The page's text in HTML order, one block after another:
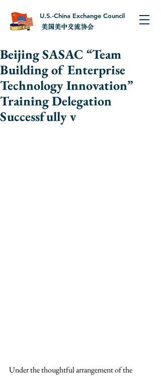
U.S.-China Exchange Council
美国美中交流协会
Beijing SASAC “Team
Building of Enterprise
Technology Innovation”
Training Delegation
Successfully v
Under the thoughtful arrangement of the